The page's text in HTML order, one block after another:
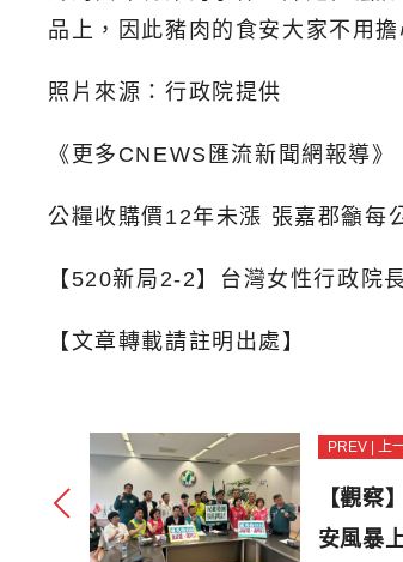
品上，因此豬肉的食安大家不用
照片來源：行政院提供
《更多CNEWS匯流新聞網報導》
公糧收購價12年未漲 張嘉郡籲每
【520新局2-2】台灣女性行政院
【文章轉載請註明出處】
PREV | 上
【觀察
安風暴